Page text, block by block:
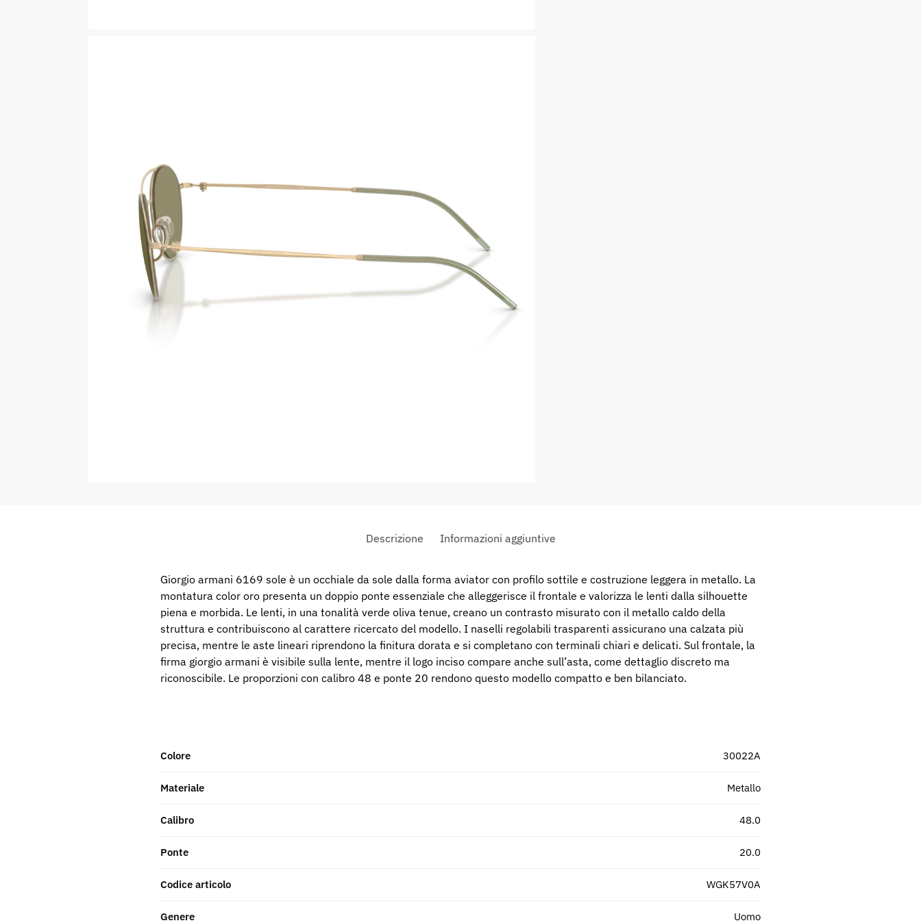
Descrizione Informazioni aggiuntive
Giorgio armani 6169 sole è un occhiale da sole dalla forma aviator con profilo sottile e costruzione leggera in metallo. La
montatura color oro presenta un doppio ponte essenziale che alleggerisce il frontale e valorizza le lenti dalla silhouette
piena e morbida. Le lenti, in una tonalità verde oliva tenue, creano un contrasto misurato con il metallo caldo della
struttura e contribuiscono al carattere ricercato del modello. I naselli regolabili trasparenti assicurano una calzata più
precisa, mentre le aste lineari riprendono la finitura dorata e si completano con terminali chiari e delicati. Sul frontale, la
firma giorgio armani è visibile sulla lente, mentre il logo inciso compare anche sull’asta, come dettaglio discreto ma
riconoscibile. Le proporzioni con calibro 48 e ponte 20 rendono questo modello compatto e ben bilanciato.
Colore 30022A
Materiale metallo
Calibro 48.0
Ponte 20.0
Codice articolo WGK57V0A
Genere uomo